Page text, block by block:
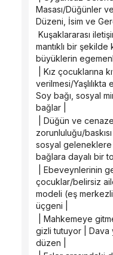
Masası/Düğünler
Düzeni, İsim ve
mantıklı bir şekilde
büyüklerin
verilmesi/
Soy bağı, sosyal
bağlar |
zorunluluğu/
sosyal geleneklere
bağlara dayalı bir
çocuklar/belirsiz aile
modeli (eş merkezli
üçgeni |
gizli tutuyor | Dava
düzen |